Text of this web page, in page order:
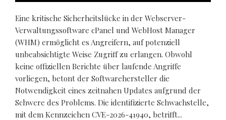
Eine kritische Sicherheitslücke in der Webserver-
Verwaltungssoftware cPanel und WebHost Manager
(WHM) ermöglicht es Angreifern, auf potenziell
unbeabsichtigte Weise Zugriff zu erlangen. Obwohl
keine offiziellen Berichte über laufende Angriffe
vorliegen, betont der Softwarehersteller die
Notwendigkeit eines zeitnahen Updates aufgrund der
Schwere des Problems. Die identifizierte Schwachstelle,
mit dem Kennzeichen CVE-2026-41940, betrifft...